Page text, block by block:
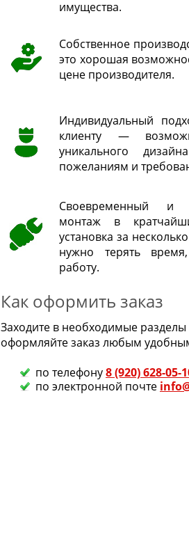
имущества.
Собственное
это хорошая
цене производителя.
Индивидуальный
клиенту —
уникального
пожеланиям и
Своевременный и
монтаж в
установка за
нужно терять
работу.
Как оформить заказ
Заходите в необходимые
оформляйте заказ любым
по телефону8 (920) 628-05-
по электронной почте